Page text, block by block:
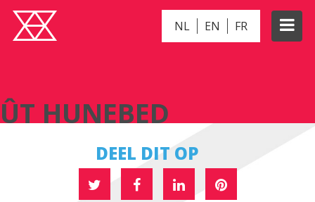
NL EN FR
ÛT HUNEBED
DEEL DIT OP